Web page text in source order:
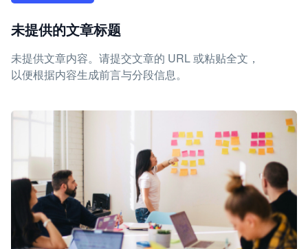
未提供的文章标题
未提供文章内容。请提交文章的 URL 或粘贴全文，
以便根据内容生成前言与分段信息。